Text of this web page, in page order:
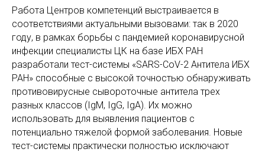
Работа Центров компетенций выстраивается в
соответствиями актуальными вызовами: так в 2020
году, в рамках борьбы с пандемией коронавирусной
инфекции специалисты ЦК на базе ИБХ РАН
разработали тест-системы «SARS-CoV-2 Антитела ИБХ
РАН» способные с высокой точностью обнаруживать
противовирусные сывороточные антитела трех
разных классов (IgM, IgG, IgA). Их можно
использовать для выявления пациентов с
потенциально тяжелой формой заболевания. Новые
тест-системы практически полностью исключают